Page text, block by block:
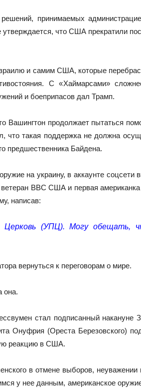
принимаемых
что США прекратили
и самим США, которые
С «Хаймарсами»
и боеприпасов дал Трамп.
продолжает пытаться
что такая поддержка не должна
предшественника Байдена.
на украину, в аккаунте
ВВС США и первая американка
написав:
Церковь (УПЦ). Могу обещать,
вернуться к переговорам о мире.
она.
стал подписанный
Онуфрия (Ореста Березовского)
реакцию в США.
в отмене выборов,
у нее данным, американское